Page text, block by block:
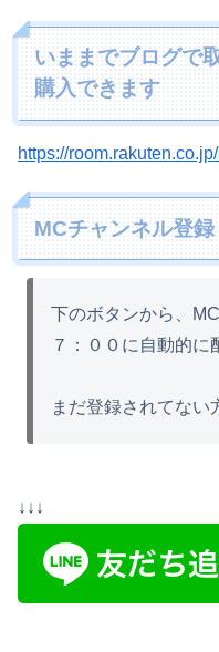
いままでブログで
購入できます
https://
MCチャンネル登録
下のボタンから、
７：００に自動的に
まだ登録されてない
↓↓↓